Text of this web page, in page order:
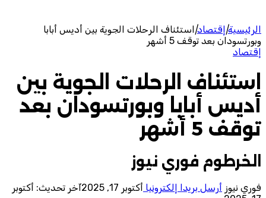
الرئيسية| إقتصاد| استئناف الرحلات الجوية بين أديس أبابا
وبورتسودان بعد توقف 5 أشهر
إقتصاد
استئناف الرحلات الجوية بين
أديس أبابا وبورتسودان بعد
توقف 5 أشهر
الخرطوم فوري نيوز
فوري نيوز أرسل بريدا إلكترونيا أكتوبر 17, 2025
آخر تحديث: أكتوبر